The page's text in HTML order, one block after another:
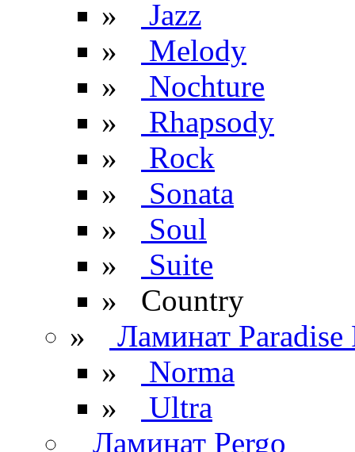
»
Jazz
»
Melody
»
Nochture
»
Rhapsody
»
Rock
»
Sonata
»
Soul
»
Suite
» Сountry
»
Ламинат Paradise
»
Norma
»
Ultra
Ламинат Pergo